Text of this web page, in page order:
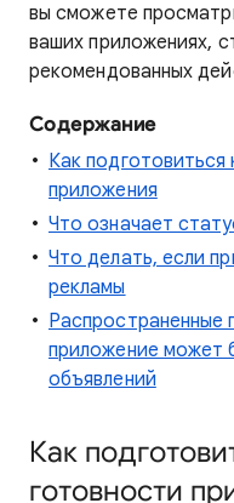
вы сможете
ваших приложениях,
рекомендованных
Содержание
Как подготовиться
приложения
Что означает
Что делать, если
рекламы
Распространенные
приложение может
объявлений
Как
готовности